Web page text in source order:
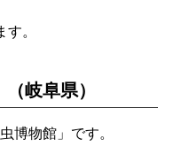
。
岐阜県）
博物館」です。